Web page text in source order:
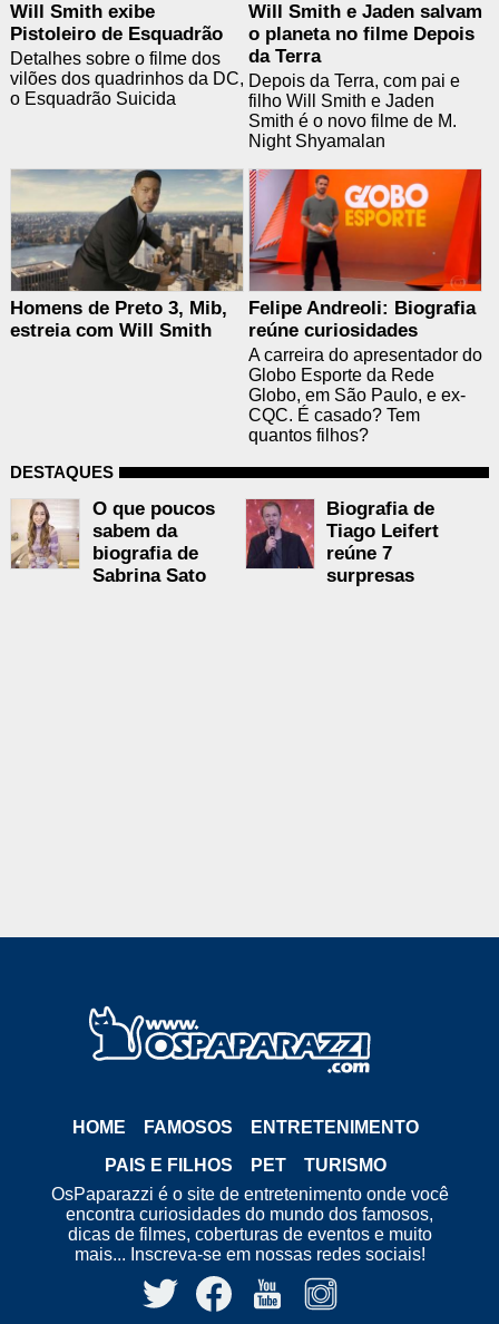
Will Smith exibe
Pistoleiro de Esquadrão
Detalhes sobre o filme dos
vilões dos quadrinhos da DC,
o Esquadrão Suicida
Will Smith e Jaden salvam
o planeta no filme Depois
da Terra
Depois da Terra, com pai e
filho Will Smith e Jaden
Smith é o novo filme de M.
Night Shyamalan
Homens de Preto 3, Mib,
estreia com Will Smith
Felipe Andreoli: Biografia
reúne curiosidades
A carreira do apresentador do
Globo Esporte da Rede
Globo, em São Paulo, e ex-
CQC. É casado? Tem
quantos filhos?
DESTAQUES
O que poucos
sabem da
biografia de
Sabrina Sato
Biografia de
Tiago Leifert
reúne 7
surpresas
HOME FAMOSOS
ENTRETENIMENTO
PAIS E FILHOS
PET
TURISMO
OsPaparazzi é o site de entretenimento onde você
encontra curiosidades do mundo dos famosos,
dicas de filmes, coberturas de eventos e muito
mais... Inscreva-se em nossas redes sociais!